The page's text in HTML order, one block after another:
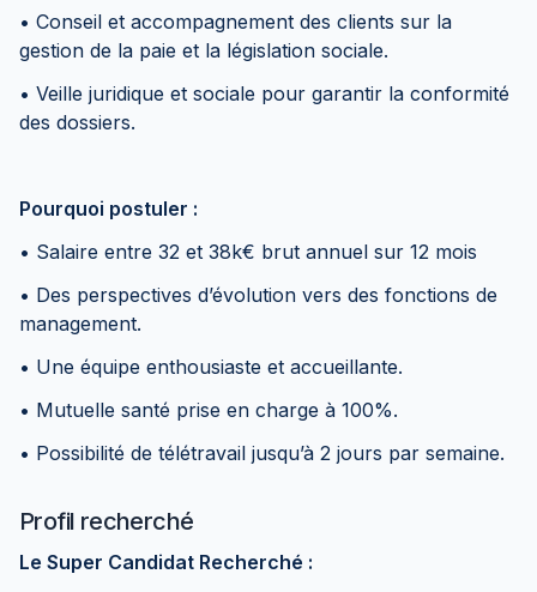
• Conseil et accompagnement des clients sur la
gestion de la paie et la législation sociale.
• Veille juridique et sociale pour garantir la conformité
des dossiers.
Pourquoi postuler :
• Salaire entre 32 et 38k€ brut annuel sur 12 mois
• Des perspectives d’évolution vers des fonctions de
management.
• Une équipe enthousiaste et accueillante.
• Mutuelle santé prise en charge à 100%.
• Possibilité de télétravail jusqu’à 2 jours par semaine.
Profil recherché
Le Super Candidat Recherché :